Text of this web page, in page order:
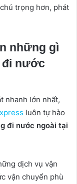
trọng hơn, phát
những gì
đi nước
nhanh lớn nhất,
luôn tự hào
đi nước ngoài tại
dịch vụ vận
vận chuyển phù